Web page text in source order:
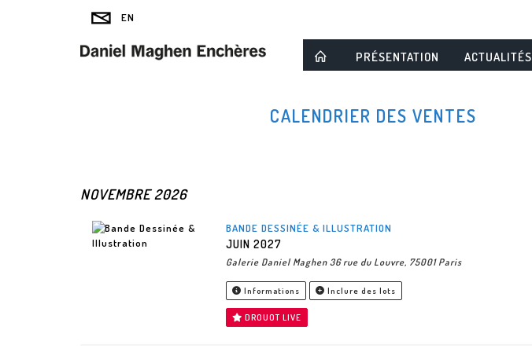
PRÉSENTATION ACTUALITÉS
CALENDRIER DES VENTES
NOVEMBRE 2026
BANDE DESSINÉE & ILLUSTRATION
JUIN 2027
Galerie Daniel Maghen 36 rue du Louvre, 75001 Paris
Informations Inclure des lots
DROUOT LIVE